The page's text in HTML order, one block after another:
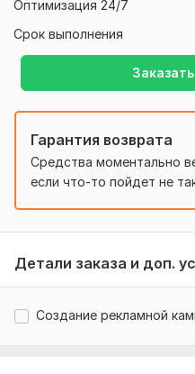
Оптимизация 24/7
Срок выполнения
4. Был ли у вас опыт
ли сейчас рекламный
Тип: Ведение
Гарантия возврата
Средства моментально
если что-то пойдет не
Детали заказа и доп.
Создание рекламной